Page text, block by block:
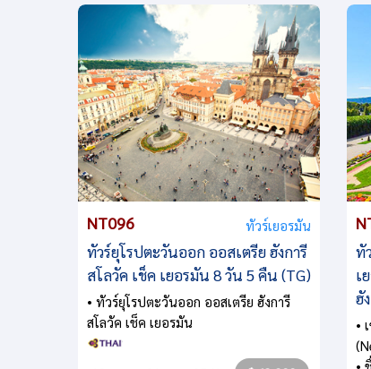
NT096 ทัวร์เยอรมัน
ทัวร์ยุโรปตะวันออก ออสเตรีย ฮังการี
สโลวัค เช็ค เยอรมัน 8 วัน 5 คืน (TG)
• ทัวร์ยุโรปตะวันออก ออสเตรีย ฮังการี
สโลวัค เช็ค เยอรมัน
ทั
เ
ฮั
•